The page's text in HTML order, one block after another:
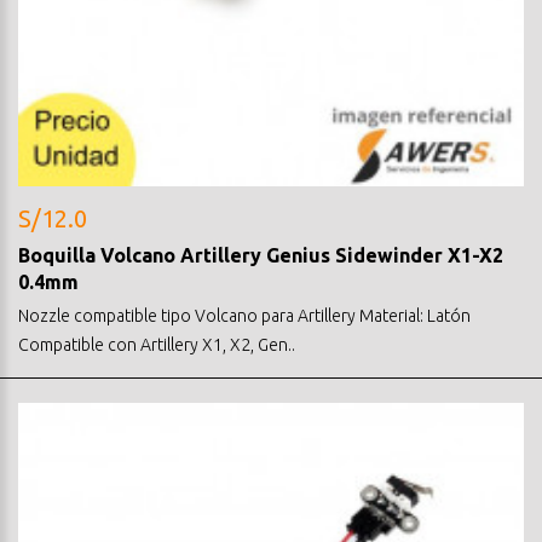
S/12.0
Boquilla Volcano Artillery Genius Sidewinder X1-X2
0.4mm
Nozzle compatible tipo Volcano para Artillery Material: Latón
Compatible con Artillery X1, X2, Gen..